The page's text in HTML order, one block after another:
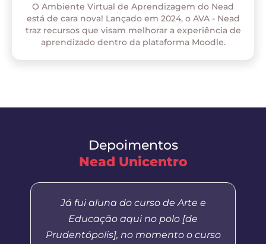
O Ambiente Virtual de Aprendizagem do Nead
está de cara nova! Lançado em 2024, o AVA - Nead
traz recursos que visam melhorar a experiência de
aprendizado dentro da plataforma Moodle.
Depoimentos
Nead Unicentro
Já fui aluna do curso de Arte e
Educação aqui no polo [de
Prudentópolis], no momento o curso